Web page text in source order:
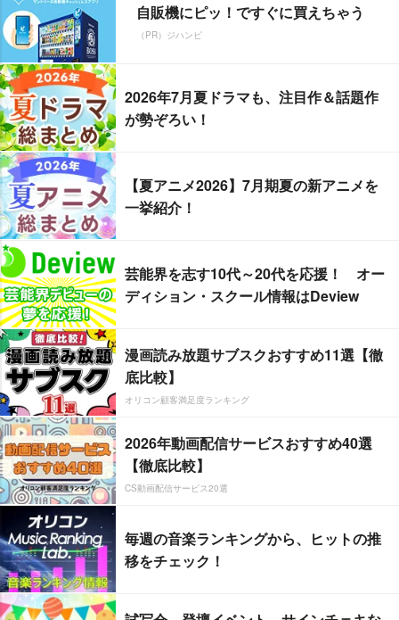
自販機にピッ！ですぐに買えちゃう
（PR）ジハンピ
2026年7月夏ドラマも、注目作＆話題作
が勢ぞろい！
【夏アニメ2026】7月期夏の新アニメを
一挙紹介！
芸能界を志す10代～20代を応援！ オー
ディション・スクール情報はDeview
漫画読み放題サブスクおすすめ11選【徹
底比較】
オリコン顧客満足度ランキング
2026年動画配信サービスおすすめ40選
【徹底比較】
CS動画配信サービス20選
毎週の音楽ランキングから、ヒットの推
移をチェック！